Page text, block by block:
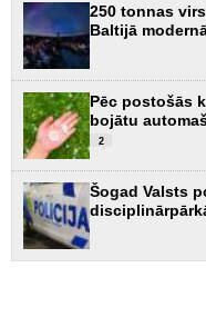
250 tonnas
Baltijā
Pēc postošās
bojātu
2
Šogad Valsts